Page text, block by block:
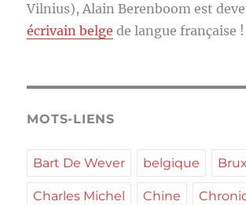
Vilnius), Alain Berenboom est
écrivain belge de langue française !
MOTS-LIENS
Bart De Wever belgique
Charles Michel Chine